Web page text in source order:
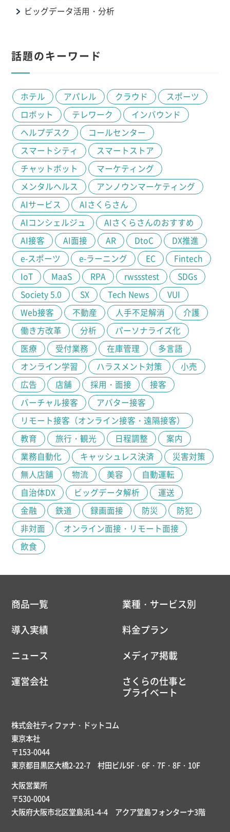
ビッグデータ活用・分析
話題のキーワード
ホテル アパレル クラウド
スポーツ
ロボット
テレワーク
インバウンド
ヘルプデスク
コールセンター
スマートシティ
スマートストア
チャットボット
マーケティング
メンタルヘルス
アンノウンマーケティング
AIサービス
AIさくらさん
AIコンシェルジュ
AIさくらさんのおすすめ
AI接客
AI面接 AR DtoC
DX推進
e-スポーツ
e-ラーニング EC
Fintech
IoT
MaaS RPA rwssstest
SDGs
Society 5.0
SX Tech News
VUI
Web接客
不動産 人手不足解消
介護
働き方改革
分析
パーソナライズ化
医療
受付業務 在庫管理
多言語
オンライン学習
ハラスメント対策
小売
広告
店舗 採用・面接
接客
バーチャル接客
アバター接客
リモート接客（オンライン接客・遠隔接客）
教育
旅行・観光 日程調整
案内
業務自動化
キャッシュレス決済
災害対策
無人店舗
物流 美容
自動運転
自治体DX
ビッグデータ解析
運送
金融
鉄道 録画面接 防災
防犯
非対面
オンライン面接・リモート面接
飲食
商品一覧
業種・サービス別
導入実績
料金プラン
ニュース
メディア掲載
運営会社
さくらの仕事と
プライベート
株式会社ティファナ・ドットコム
東京本社
〒153-0044
東京都目黒区大橋2-22-7 村田ビル5F・6F・7F・8F・10F
大阪営業所
〒530-0004
大阪府大阪市北区堂島浜1-4-4 アクア堂島フォンターナ3階